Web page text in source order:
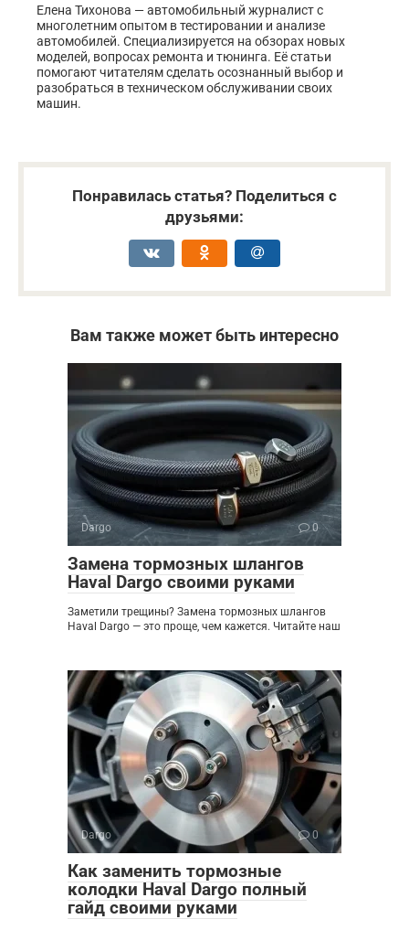
Елена Тихонова — автомобильный журналист с
многолетним опытом в тестировании и анализе
автомобилей. Специализируется на обзорах новых
моделей, вопросах ремонта и тюнинга. Её статьи
помогают читателям сделать осознанный выбор и
разобраться в техническом обслуживании своих
машин.
Понравилась статья? Поделиться с
друзьями:
Вам также может быть интересно
Dargo 0
Замена тормозных шлангов
Haval Dargo своими руками
Заметили трещины? Замена тормозных шлангов
Haval Dargo — это проще, чем кажется. Читайте наш
Dargo 0
Как заменить тормозные
колодки Haval Dargo полный
гайд своими руками